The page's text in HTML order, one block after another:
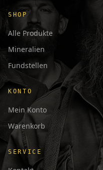
SHOP
Alle Produkte
Mineralien
Fundstellen
KONTO
Mein Konto
Warenkorb
SERVICE